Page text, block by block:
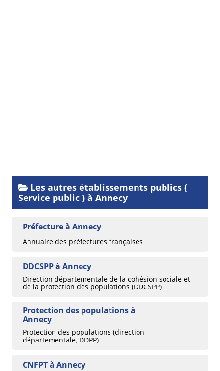
Les autres établissements publics (
Service public ) à Annecy
Préfecture à Annecy
Annuaire des préfectures françaises
DDCSPP à Annecy
Direction départementale de la cohésion sociale et
de la protection des populations (DDCSPP)
Protection des populations à
Annecy
Protection des populations (direction
départementale, DDPP)
CNFPT à Annecy